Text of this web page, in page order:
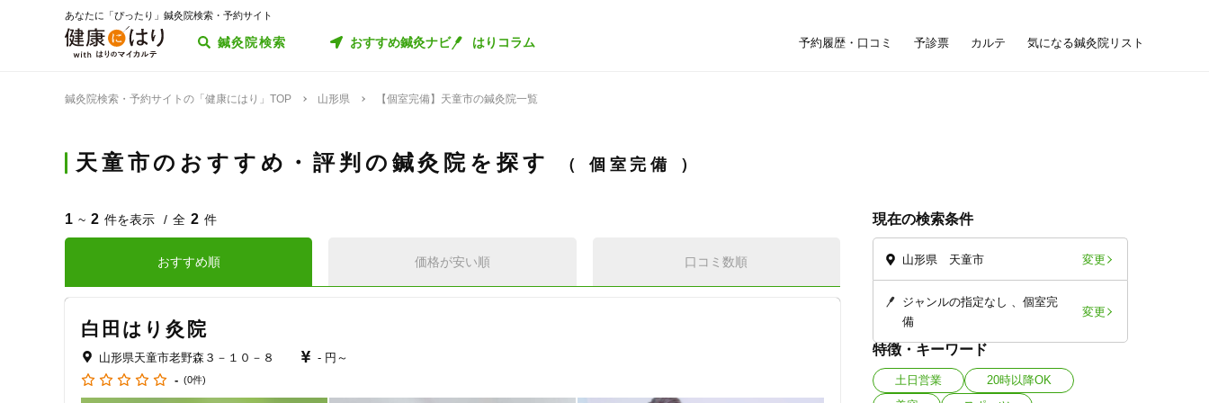
あなたに「ぴったり」鍼灸院検索・予約サイト
鍼灸院検索 おすすめ鍼灸ナビ はりコラム 予約履歴・口コミ 予診票 カルテ 気になる鍼灸院リスト
鍼灸院検索・予約サイトの「健康にはり」TOP 山形県 【個室完備】天童市の鍼灸院一覧
天童市のおすすめ・評判の鍼灸院を探す 個室完備
現在の検索条件
山形県 天童市 変更
ジャンルの指定なし
個室完
備
変更
特徴・キーワード
土日営業
20時以降OK
1 ~ 2 件を表示 全 2 件
おすすめ順 価格が安い順 口コミ数順
白田はり灸院
山形県天童市老野森３－１０－８
- 円～
- (0件)